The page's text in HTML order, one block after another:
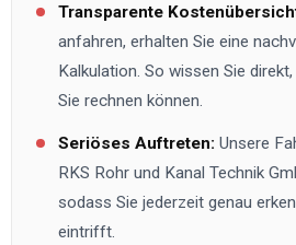
Transparente
anfahren, erhalten Sie eine
Kalkulation. So wissen Sie
Sie rechnen können.
Seriöses Auftreten: Unsere
RKS Rohr und Kanal Technik
sodass Sie jederzeit genau
eintrifft.